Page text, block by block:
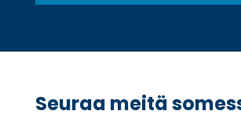
s
*
o
o
s
Seuraa meitä